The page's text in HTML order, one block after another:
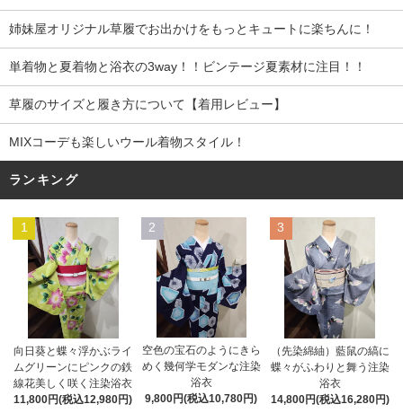
姉妹屋オリジナル草履でお出かけをもっとキュートに楽ちんに！
単着物と夏着物と浴衣の3way！！ビンテージ夏素材に注目！！
草履のサイズと履き方について【着用レビュー】
MIXコーデも楽しいウール着物スタイル！
ランキング
1
向日葵と蝶々浮かぶライ
ムグリーンにピンクの鉄
線花美しく咲く注染浴衣
11,800円(税込12,980円)
2
空色の宝石のようにきら
めく幾何学モダンな注染
浴衣
9,800円(税込10,780円)
3
（先染綿紬）藍鼠の縞に
蝶々がふわりと舞う注染
浴衣
14,800円(税込16,280円)